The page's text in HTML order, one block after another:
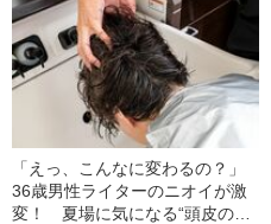
「えっ、こんなに変わるの？」
36歳男性ライターのニオイが激
変！ 夏場に気になる“頭皮のニ